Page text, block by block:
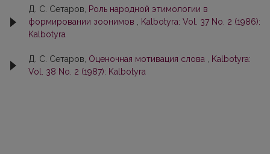
Д. С. Сетаров,
Роль народной этимологии в
формировании зоонимов
Kalbotyra: Vol. 37 No. 2 (1986):
Kalbotyra
Д. С. Сетаров, Oценочная мотивация слова
Kalbotyra:
Vol. 38 No. 2 (1987): Kalbotyra